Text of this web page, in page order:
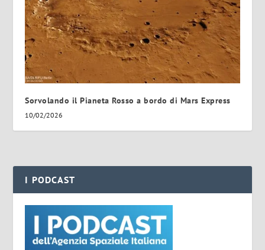
Sorvolando il Pianeta Rosso a bordo di Mars Express
10/02/2026
I PODCAST